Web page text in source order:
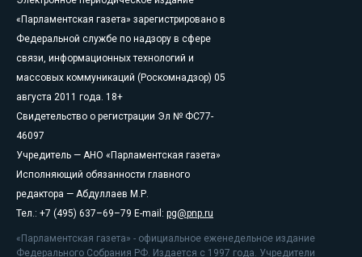
«Парламентская газета» зарегистрировано в
Федеральной службе по надзору в сфере
связи, информационных технологий и
массовых коммуникаций (Роскомнадзор) 05
августа 2011 года. 18+
Свидетельство о регистрации Эл № ФС77-
46097
Учредитель — АНО «Парламентская газета»
Исполняющий обязанности главного
редактора — Абдуллаев М.Р.
Тел.: +7 (495) 637–69–79 E-mail: pg@pnp.ru
«Парламентская газета» - официальное еженедельное издание
Федерального Собрания РФ. Издается с 1997 года. Учредители